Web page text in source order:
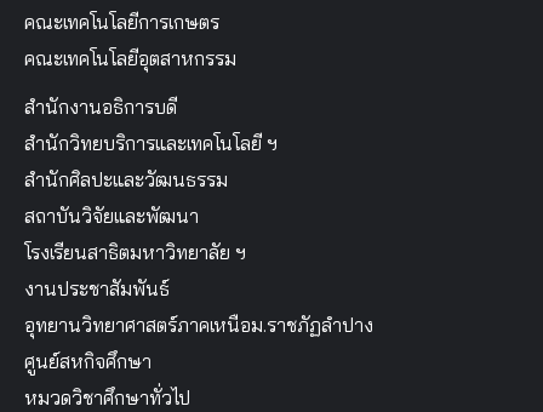
คณะเทคโนโลยีการเกษตร
คณะเทคโนโลยีอุตสาหกรรม
สำนักงานอธิการบดี
สำนักวิทยบริการและเทคโนโลยี ฯ
สำนักศิลปะและวัฒนธรรม
สถาบันวิจัยและพัฒนา
โรงเรียนสาธิตมหาวิทยาลัย ฯ
งานประชาสัมพันธ์
อุทยานวิทยาศาสตร์ภาคเหนือม.ราชภัฏลำปาง
ศูนย์สหกิจศึกษา
หมวดวิชาศึกษาทั่วไป